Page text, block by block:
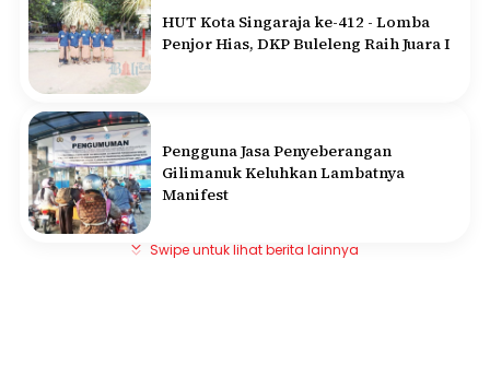
HUT Kota Singaraja ke-412 - Lomba
Penjor Hias, DKP Buleleng Raih Juara I
Pengguna Jasa Penyeberangan
Gilimanuk Keluhkan Lambatnya
Manifest
Swipe untuk lihat berita lainnya